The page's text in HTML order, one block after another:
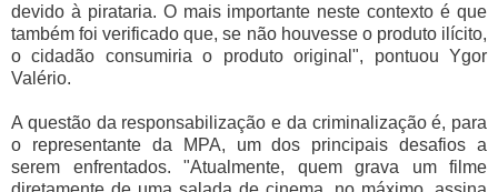
devido à pirataria. O mais importante neste contexto é que
também foi verificado que, se não houvesse o produto ilícito,
o cidadão consumiria o produto original", pontuou Ygor
Valério.
A questão da responsabilização e da criminalização é, para
o representante da MPA, um dos principais desafios a
serem enfrentados. "Atualmente, quem grava um filme